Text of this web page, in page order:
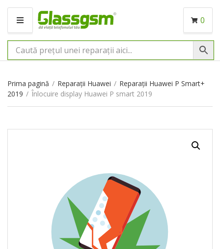
M
N
I
0
Prima pagină / Reparații Huawei / Reparații Huawei P Smart+
2019 / Înlocuire display Huawei P smart 2019